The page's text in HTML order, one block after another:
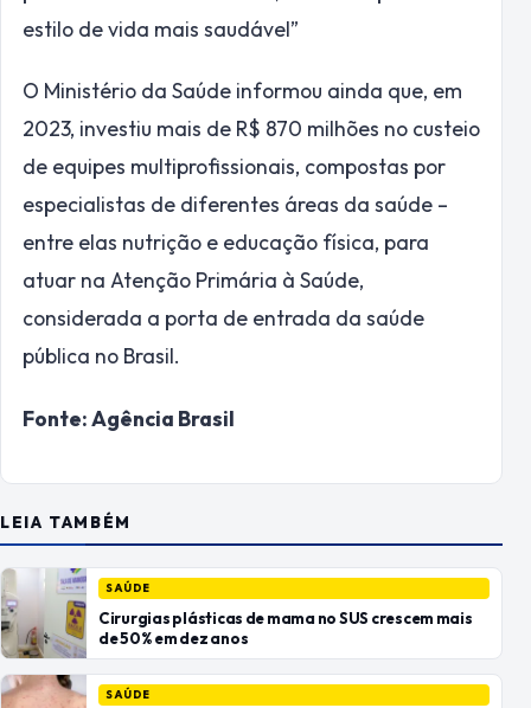
estilo de vida mais saudável”
O Ministério da Saúde informou ainda que, em
2023, investiu mais de R$ 870 milhões no custeio
de equipes multiprofissionais, compostas por
especialistas de diferentes áreas da saúde –
entre elas nutrição e educação física, para
atuar na Atenção Primária à Saúde,
considerada a porta de entrada da saúde
pública no Brasil.
Fonte: Agência Brasil
LEIA TAMBÉM
SAÚDE
Cirurgias plásticas de mama no SUS crescem mais
de 50% em dez anos
SAÚDE